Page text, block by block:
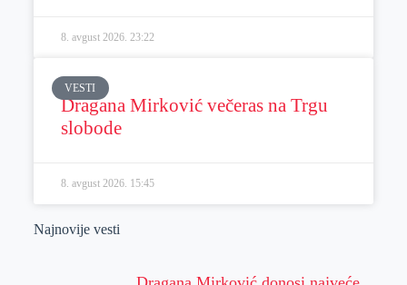
8. avgust 2026. 23:22
VESTI
Dragana Mirković večeras na Trgu
slobode
8. avgust 2026. 15:45
Najnovije vesti